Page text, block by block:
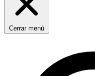
Cerrar menú